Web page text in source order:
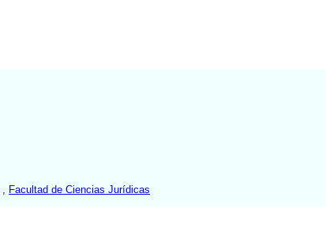
Facultad de Ciencias Jurídicas